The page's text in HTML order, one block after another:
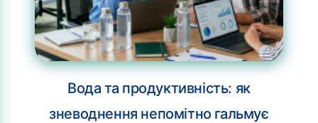
Вода та продуктивність: як
зневоднення непомітно гальмує